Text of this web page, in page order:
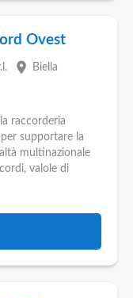
Ovest
place Biella
raccorderia
supportare la
multinazionale
valole di